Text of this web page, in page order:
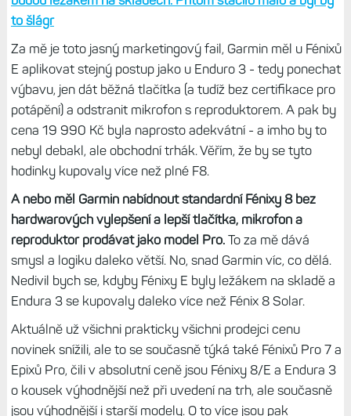
kterou jsem už na Fénixech 7 považuji za naprosto
dostatečnou. A když je potřeba, můžete použít více
systémů nebo automatiku SatIQ, což se hodí ve velmi
nepřehlédném terénu či městě.Rychlosti fixace je stejně
rychlá, trvá jen pár sekunda signál bez problému chytám i
pod střechou (pokud to tedy není zrovna železobeton).
Opravdové Fénixy E? Anebo rovnou
řada Pro
Jak už jsem naznačil ve svém dřívějším článku, je nabídka
Garminu - pokud jde o nové modely, poskládaná poněkud
nelogicky a nedává mi obchodní smysl.Zatímco Endura 3
za 22 500 Kč jsou parádní koupí, kdy hodinkám nechybí
ani svítilna LED, ani snímač Elevate 5,Fénixy E jsou
ořezané podstatně více a stojí v doporučené koncovce 19
mm je 7 500 Kč, zatímco rozdíl mezi Fénixy 47 mm v oceli
a Fénixy E jen 5 000 Kč.
Další podrobnosti:Zápisky bloggera (36): Hodinky Fénix E
budou ležákem na skladech. Přitom stačilo málo a byl by